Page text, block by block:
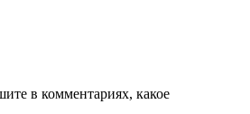
в комментариях, какое